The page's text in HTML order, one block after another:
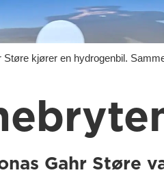
kjører en hydrogenbil.
Gahr Støre